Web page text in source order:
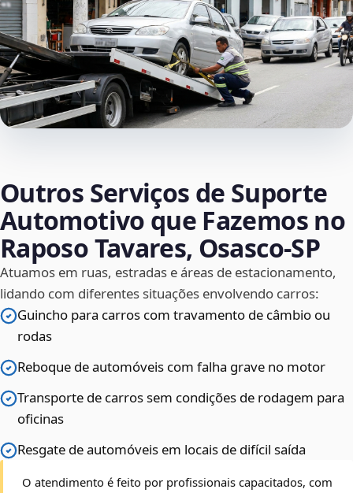
Outros Serviços de Suporte
Automotivo que Fazemos no
Raposo Tavares, Osasco‑SP
Atuamos em ruas, estradas e áreas de estacionamento,
lidando com diferentes situações envolvendo carros:
Guincho para carros com travamento de câmbio ou
rodas
Reboque de automóveis com falha grave no motor
Transporte de carros sem condições de rodagem para
oficinas
Resgate de automóveis em locais de difícil saída
O atendimento é feito por profissionais capacitados, com